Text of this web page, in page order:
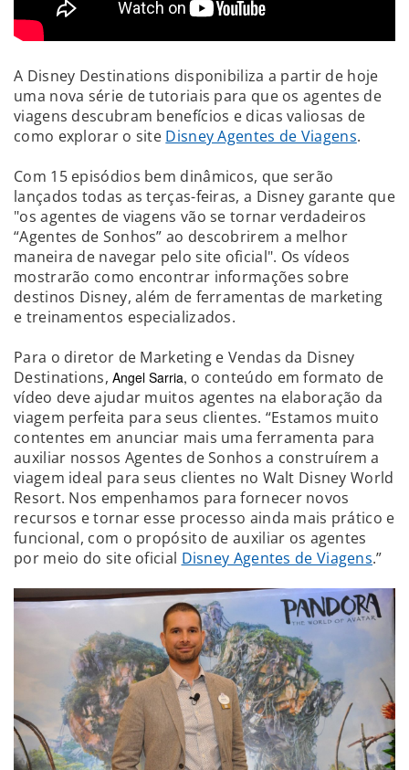
A Disney Destinations disponibiliza a partir de hoje
uma nova série de tutoriais para que os agentes de
viagens descubram benefícios e dicas valiosas de
como explorar o site Disney Agentes de Viagens.
Com 15 episódios bem dinâmicos, que serão
lançados todas as terças-feiras, a Disney garante que
"os agentes de viagens vão se tornar verdadeiros
“Agentes de Sonhos” ao descobrirem a melhor
maneira de navegar pelo site oficial". Os vídeos
mostrarão como encontrar informações sobre
destinos Disney, além de ferramentas de marketing
e treinamentos especializados.
Para o diretor de Marketing e Vendas da Disney
Destinations,Angel Sarria, o conteúdo em formato de
vídeo deve ajudar muitos agentes na elaboração da
viagem perfeita para seus clientes. “Estamos muito
contentes em anunciar mais uma ferramenta para
auxiliar nossos Agentes de Sonhos a construírem a
viagem ideal para seus clientes no Walt Disney World
Resort. Nos empenhamos para fornecer novos
recursos e tornar esse processo ainda mais prático e
funcional, com o propósito de auxiliar os agentes
por meio do site oficial Disney Agentes de Viagens.”